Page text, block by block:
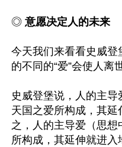
◎ 意愿决定人的未来
今天我们来看看史威登
的不同的“爱”会使人离
史威登堡说，人的主
天国之爱所构成，其延
之，人的主导爱（思
所构成，其延伸就进入